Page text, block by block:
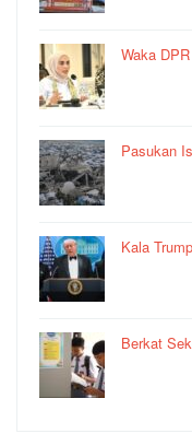
Waka
Pasukan
Kala
Berkat